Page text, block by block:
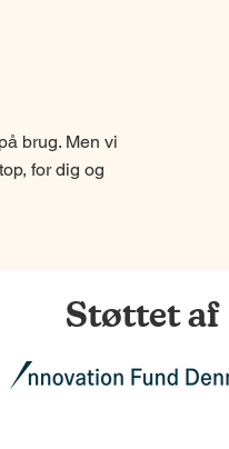
brug. Men vi
for dig og
Støttet af